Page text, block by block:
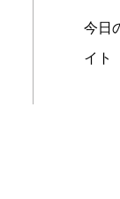
今日
イト